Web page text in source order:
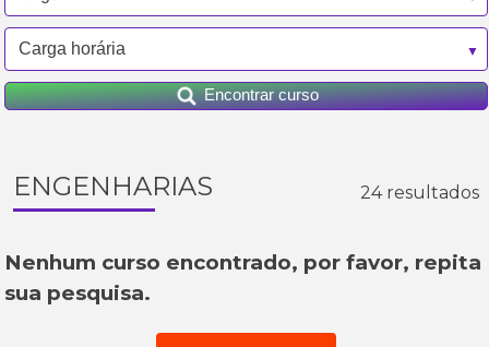
Encontrar curso
ENGENHARIAS 24 resultados
Nenhum curso encontrado, por favor, repita
sua pesquisa.